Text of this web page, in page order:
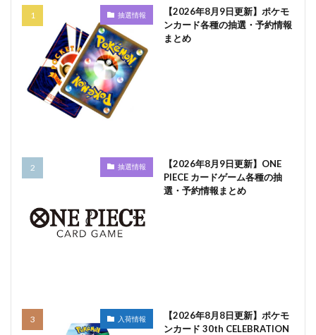
抽選情報
【2026年8月9日更新】ポケモ
ンカード各種の抽選・予約情報
まとめ
抽選情報
【2026年8月9日更新】ONE
PIECE カードゲーム各種の抽
選・予約情報まとめ
入荷情報
【2026年8月8日更新】ポケモ
ンカード 30th CELEBRATION